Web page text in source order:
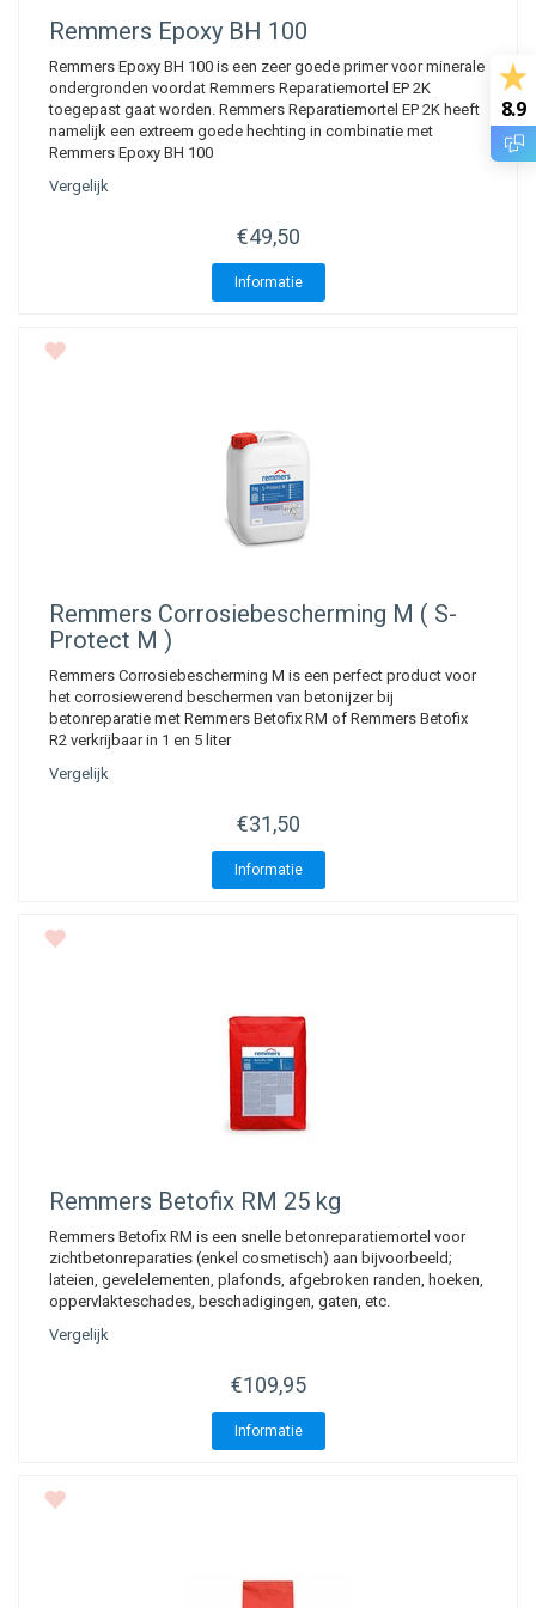
Remmers Epoxy BH 100
Remmers Epoxy BH 100 is een zeer goede primer voor minerale
ondergronden voordat Remmers Reparatiemortel EP 2K
toegepast gaat worden. Remmers Reparatiemortel EP 2K heeft
namelijk een extreem goede hechting in combinatie met
Remmers Epoxy BH 100
Vergelijk
€49,50
Informatie
Remmers Corrosiebescherming M ( S-
Protect M )
Remmers Corrosiebescherming M is een perfect product voor
het corrosiewerend beschermen van betonijzer bij
betonreparatie met Remmers Betofix RM of Remmers Betofix
R2 verkrijbaar in 1 en 5 liter
Vergelijk
€31,50
Informatie
Remmers Betofix RM 25 kg
Remmers Betofix RM is een snelle betonreparatiemortel voor
zichtbetonreparaties (enkel cosmetisch) aan bijvoorbeeld;
lateien, gevelelementen, plafonds, afgebroken randen, hoeken,
oppervlakteschades, beschadigingen, gaten, etc.
Vergelijk
€109,95
Informatie
8.9